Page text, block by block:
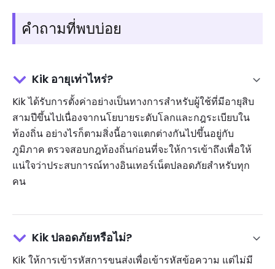
คำถามที่พบบ่อย
Kik อายุเท่าไหร่?
Kik ได้รับการตั้งค่าอย่างเป็นทางการสำหรับผู้ใช้ที่มีอายุสิบ
สามปีขึ้นไปเนื่องจากนโยบายระดับโลกและกฎระเบียบใน
ท้องถิ่น อย่างไรก็ตามสิ่งนี้อาจแตกต่างกันไปขึ้นอยู่กับ
ภูมิภาค ตรวจสอบกฎท้องถิ่นก่อนที่จะให้การเข้าถึงเพื่อให้
แน่ใจว่าประสบการณ์ทางอินเทอร์เน็ตปลอดภัยสำหรับทุก
คน
Kik ปลอดภัยหรือไม่?
Kik ให้การเข้ารหัสการขนส่งเพื่อเข้ารหัสข้อความ แต่ไม่มี